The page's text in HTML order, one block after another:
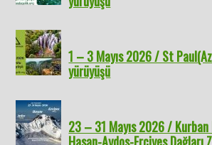
1 – 3 Mayıs 2026 / St
yürüyüşü
23 – 31 Mayıs 2026 / Kurban